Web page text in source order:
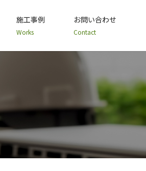
施工事例
Works
お問い合わせ
Contact